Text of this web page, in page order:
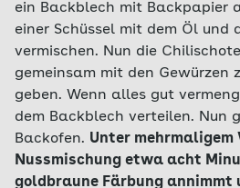
ein Backblech mit Backpapier
einer Schüssel mit dem Öl und
vermischen. Nun die
gemeinsam mit den Gewürzen
geben. Wenn alles gut
dem Backblech verteilen. Nun
Backofen. Unter mehrmaligem
Nussmischung etwa acht
goldbraune Färbung